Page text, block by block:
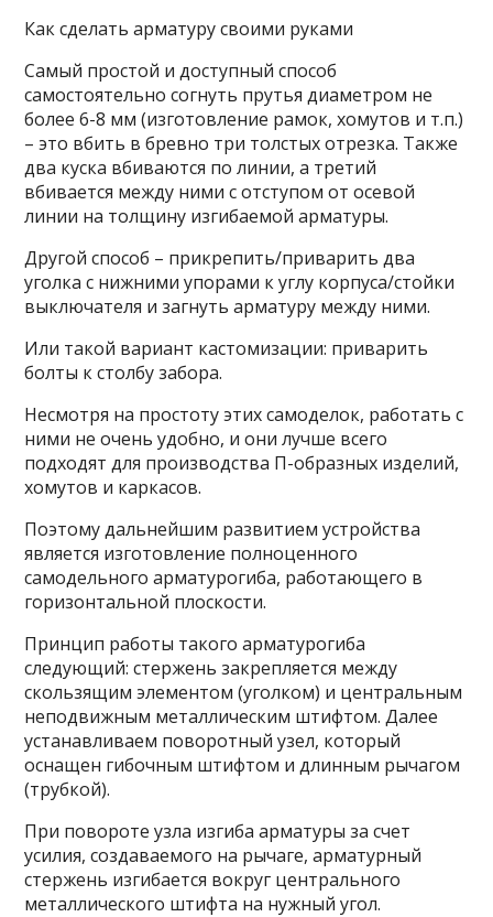
Как сделать арматуру своими руками
Самый простой и доступный способ
самостоятельно согнуть прутья диаметром не
более 6-8 мм (изготовление рамок, хомутов и т.п.)
– это вбить в бревно три толстых отрезка. Также
два куска вбиваются по линии, а третий
вбивается между ними с отступом от осевой
линии на толщину изгибаемой арматуры.
Другой способ – прикрепить/приварить два
уголка с нижними упорами к углу корпуса/стойки
выключателя и загнуть арматуру между ними.
Или такой вариант кастомизации: приварить
болты к столбу забора.
Несмотря на простоту этих самоделок, работать с
ними не очень удобно, и они лучше всего
подходят для производства П-образных изделий,
хомутов и каркасов.
Поэтому дальнейшим развитием устройства
является изготовление полноценного
самодельного арматурогиба, работающего в
горизонтальной плоскости.
Принцип работы такого арматурогиба
следующий: стержень закрепляется между
скользящим элементом (уголком) и центральным
неподвижным металлическим штифтом. Далее
устанавливаем поворотный узел, который
оснащен гибочным штифтом и длинным рычагом
(трубкой).
При повороте узла изгиба арматуры за счет
усилия, создаваемого на рычаге, арматурный
стержень изгибается вокруг центрального
металлического штифта на нужный угол.